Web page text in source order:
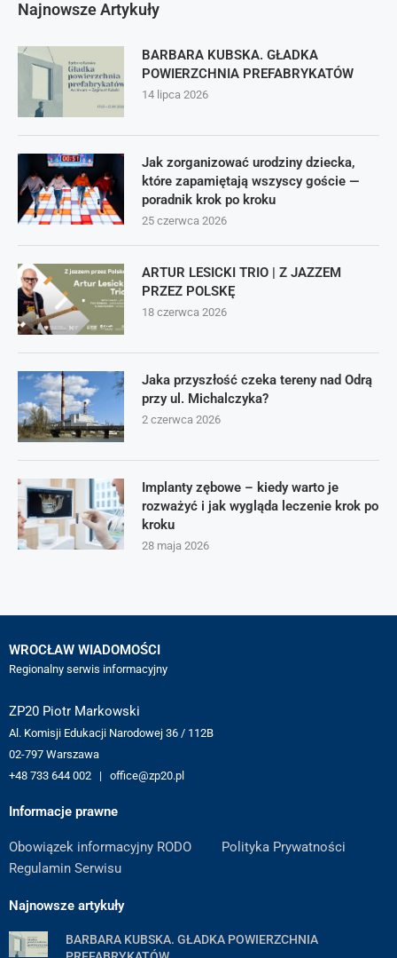
Najnowsze Artykuły
BARBARA KUBSKA. GŁADKA
POWIERZCHNIA PREFABRYKATÓW
14 lipca 2026
Jak zorganizować urodziny dziecka,
które zapamiętają wszyscy goście —
poradnik krok po kroku
25 czerwca 2026
ARTUR LESICKI TRIO | Z JAZZEM
PRZEZ POLSKĘ
18 czerwca 2026
Jaka przyszłość czeka tereny nad Odrą
przy ul. Michalczyka?
2 czerwca 2026
Implanty zębowe – kiedy warto je
rozważyć i jak wygląda leczenie krok po
kroku
28 maja 2026
WROCŁAW WIADOMOŚCI
Regionalny serwis informacyjny
ZP20 Piotr Markowski
Al. Komisji Edukacji Narodowej 36 / 112B
02-797 Warszawa
+48 733 644 002 | office@zp20.pl
Informacje prawne
Obowiązek informacyjny RODO
Polityka Prywatności
Regulamin Serwisu
Najnowsze artykuły
BARBARA KUBSKA. GŁADKA POWIERZCHNIA